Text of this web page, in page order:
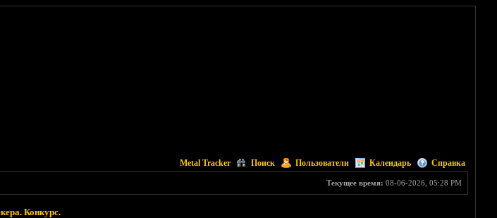
Metal Tracker Поиск Пользователи Календарь Справка
Текущее время: 08-06-2026, 05:28 PM
Конкурс.